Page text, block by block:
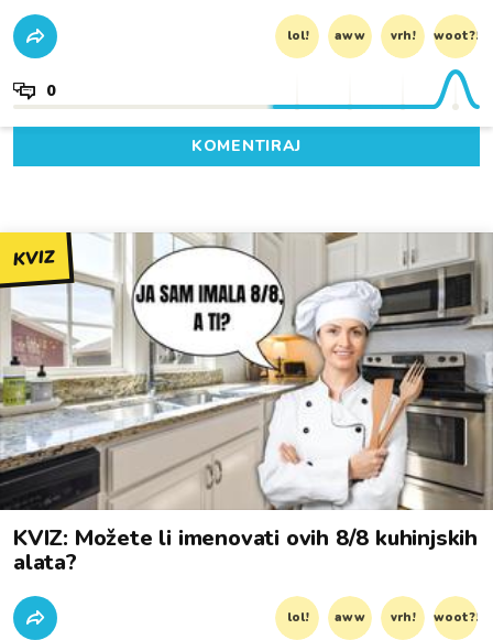
lol! aww vrh! woot?!
0
KOMENTIRAJ
KVIZ
KVIZ: Možete li imenovati ovih 8/8 kuhinjskih
alata?
lol! aww vrh! woot?!